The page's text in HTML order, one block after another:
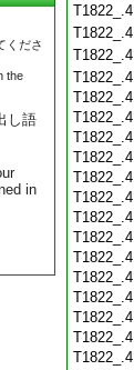
くださ
the
し語
in